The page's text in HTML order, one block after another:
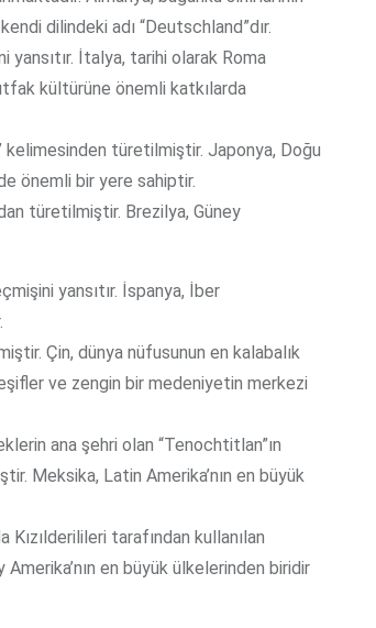
dilindeki adı “Deutschland”dır.
yansıtır. İtalya, tarihi olarak Roma
kültürüne önemli katkılarda
kelimesinden türetilmiştir. Japonya, Doğu
önemli bir yere sahiptir.
türetilmiştir. Brezilya, Güney
yansıtır. İspanya, İber
Çin, dünya nüfusunun en kalabalık
ve zengin bir medeniyetin merkezi
ana şehri olan “Tenochtitlan”ın
Meksika, Latin Amerika’nın en büyük
Kızılderilileri tarafından kullanılan
en büyük ülkelerinden biridir